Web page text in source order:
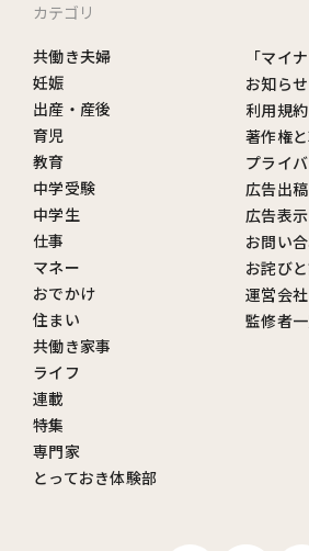
カテゴリ
共働き夫婦
妊娠
出産・産後
育児
教育
中学受験
中学生
仕事
マネー
おでかけ
住まい
共働き家事
ライフ
連載
特集
専門家
とっておき体験部
「マイ
お知らせ
利用規約
著作権
プライ
広告出
広告表
お問い
お詫び
運営会社
監修者